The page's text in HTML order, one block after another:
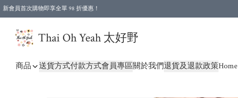
新會員首次購物即享全單 98 折優惠！
Thai Oh Yeah 太好野
商品 送貨方式付款方式會員專區關於我們退貨及退款政策Home